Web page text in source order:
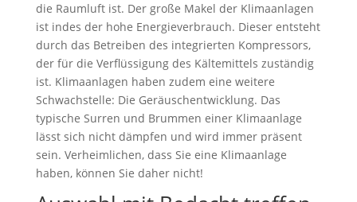
die Raumluft ist. Der große Makel der Klimaanlagen
ist indes der hohe Energieverbrauch. Dieser entsteht
durch das Betreiben des integrierten Kompressors,
der für die Verflüssigung des Kältemittels zuständig
ist. Klimaanlagen haben zudem eine weitere
Schwachstelle: Die Geräuschentwicklung. Das
typische Surren und Brummen einer Klimaanlage
lässt sich nicht dämpfen und wird immer präsent
sein. Verheimlichen, dass Sie eine Klimaanlage
haben, können Sie daher nicht!